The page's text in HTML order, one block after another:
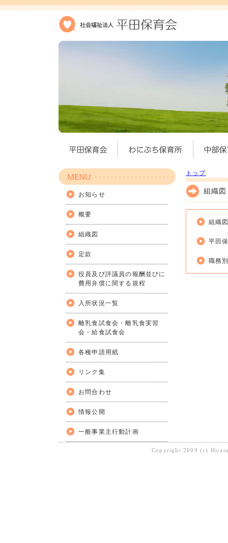
トップ
組織図
組織
平田
職務
お知らせ
概要
組織図
定款
役員及び評議員の報酬並びに
費用弁償に関する規程
入所状況一覧
離乳食試食会・離乳食実習
会・給食試食会
各種申請用紙
リンク集
お問合わせ
情報公開
一般事業主行動計画
Copyright 2009 (c)